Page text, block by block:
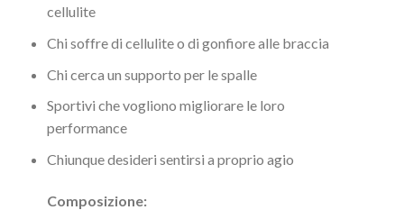
cellulite
Chi soffre di cellulite o di gonfiore alle braccia
Chi cerca un supporto per le spalle
Sportivi che vogliono migliorare le loro
performance
Chiunque desideri sentirsi a proprio agio
Composizione: